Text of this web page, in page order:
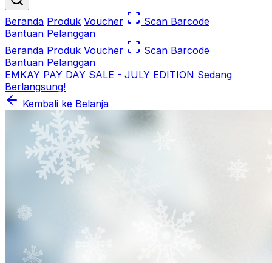
Beranda Produk Voucher
Scan Barcode
Bantuan Pelanggan
Beranda Produk Voucher
Scan Barcode
Bantuan Pelanggan
EMKAY PAY DAY SALE - JULY EDITION Sedang
Berlangsung!
Kembali ke Belanja